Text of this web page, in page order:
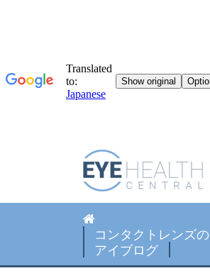
コンタクトレンズ
アイブログ